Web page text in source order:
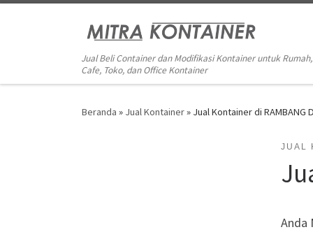
Jual Beli Container dan Modifikasi Kontainer untuk Rumah,
Cafe, Toko, dan Office Kontainer
Beranda » Jual Kontainer» Jual Kontainer di RAMBANG
JUAL
Anda